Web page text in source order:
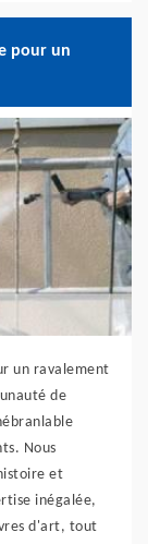
pour un
un ravalement
de
Nous
et
inégalée,
d'art, tout